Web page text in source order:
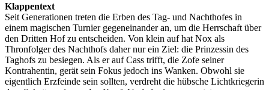
Klappentext
Seit Generationen treten die Erben des Tag- und Nachthofes in
einem magischen Turnier gegeneinander an, um die Herrschaft über
den Dritten Hof zu entscheiden. Von klein auf hat Nox als
Thronfolger des Nachthofs daher nur ein Ziel: die Prinzessin des
Taghofs zu besiegen. Als er auf Cass trifft, die Zofe seiner
Kontrahentin, gerät sein Fokus jedoch ins Wanken. Obwohl sie
eigentlich Erzfeinde sein sollten, verdreht die hübsche Lichtkriegerin